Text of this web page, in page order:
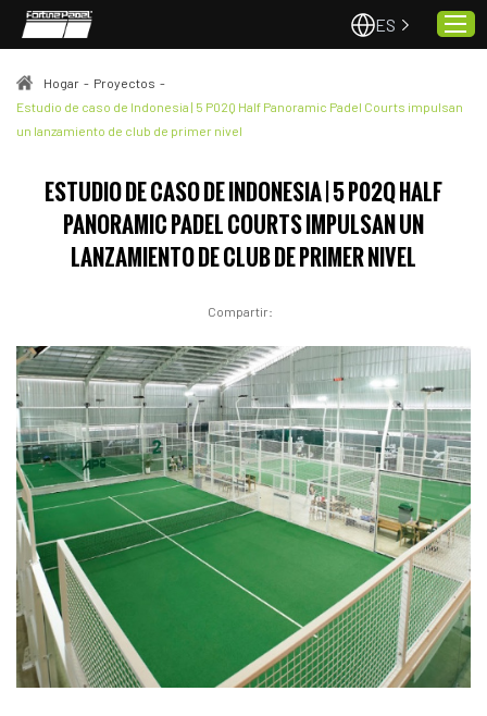
Hogar
Calidad y servicio
Noticias
Contacto
ES
Hogar - Proyectos -
Estudio de caso de Indonesia | 5 P02Q Half Panoramic Padel Courts impulsan
un lanzamiento de club de primer nivel
ESTUDIO DE CASO DE INDONESIA | 5 P02Q HALF
PANORAMIC PADEL COURTS IMPULSAN UN
LANZAMIENTO DE CLUB DE PRIMER NIVEL
Compartir: